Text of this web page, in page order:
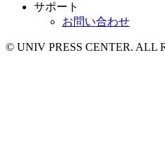
サポート
お問い合わせ
© UNIV PRESS CENTER. ALL